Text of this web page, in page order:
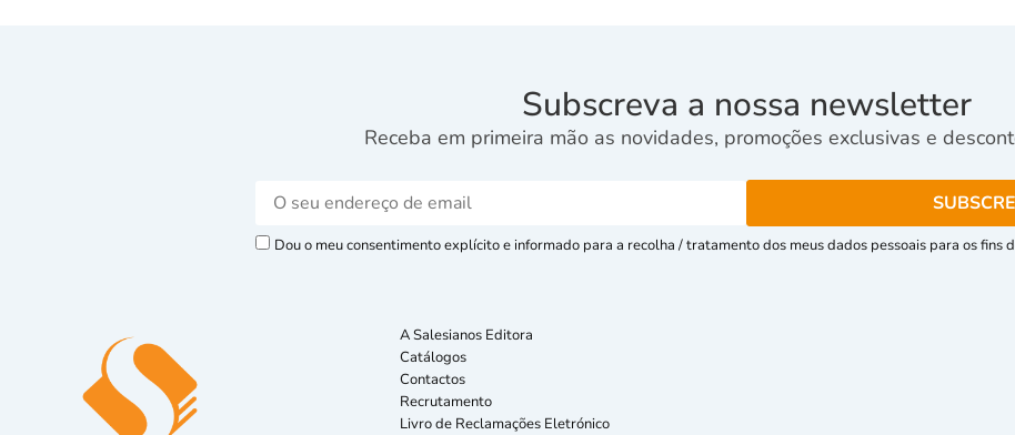
Subscreva a nossa newsletter
Receba em primeira mão as novidades, promoções exclusivas e
Dou o meu consentimento explícito e informado para a recolha / tratamento dos meus dados pessoais para os fins
A Salesianos Editora
Catálogos
Contactos
Recrutamento
Livro de Reclamações Eletrónico